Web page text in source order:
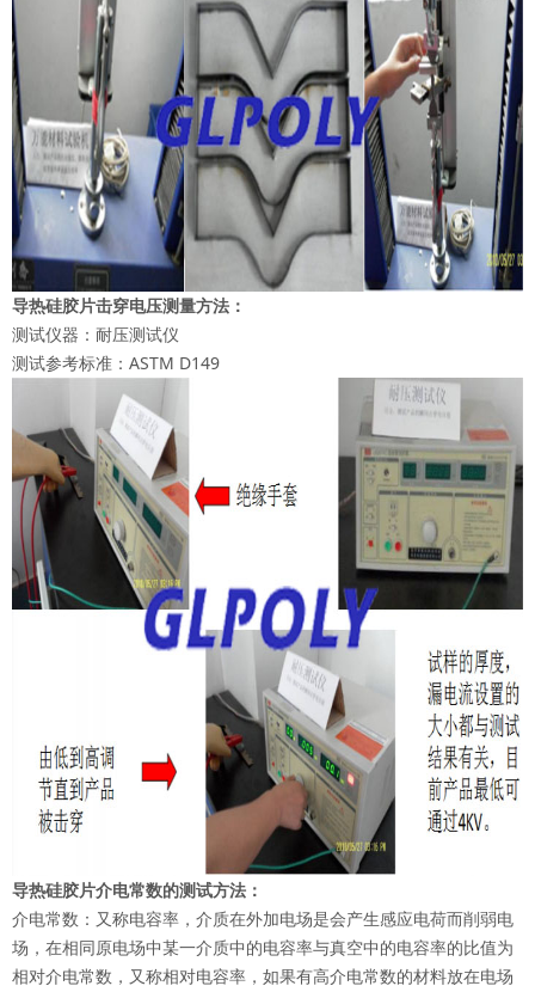
导热硅胶片击穿电压测量方法：
测试仪器：耐压测试仪
测试参考标准：ASTM D149
导热硅胶片介电常数的测试方法：
介电常数：又称电容率，介质在外加电场是会产生感应电荷而削弱电
场，在相同原电场中某一介质中的电容率与真空中的电容率的比值为
相对介电常数，又称相对电容率，如果有高介电常数的材料放在电场